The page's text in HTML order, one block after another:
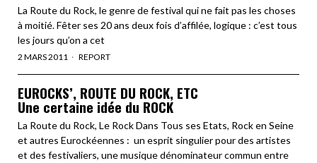
La Route du Rock, le genre de festival qui ne fait pas les choses
à moitié. Fêter ses 20 ans deux fois d’affilée, logique : c’est tous
les jours qu’on a cet
2 MARS 2011 REPORT
EUROCKS’, ROUTE DU ROCK, ETC
Une certaine idée du ROCK
La Route du Rock, Le Rock Dans Tous ses Etats, Rock en Seine
et autres Eurockéennes : un esprit singulier pour des artistes
et des festivaliers, une musique dénominateur commun entre